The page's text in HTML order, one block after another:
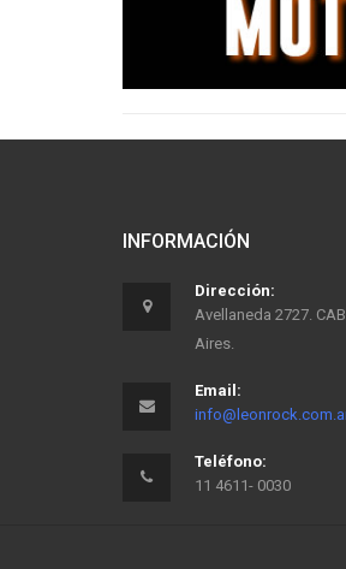
INFORMACIÓN
Dirección:
Avellaneda 2727.
Aires.
Email:
Teléfono:
11 4611- 0030